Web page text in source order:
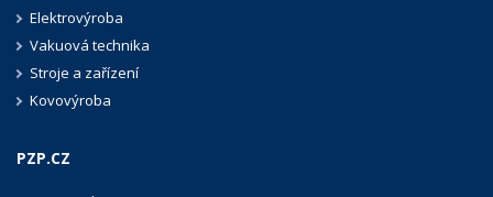
Elektrovýroba
Vakuová technika
Stroje a zařízení
Kovovýroba
PZP.CZ